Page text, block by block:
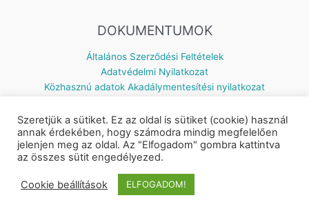
DOKUMENTUMOK
Általános Szerződési Feltételek
Adatvédelmi Nyilatkozat
Közhasznú adatok Akadálymentesítési nyilatkozat
Készítette: © 2026 Napsugár Gyermekház | Powered by
Szeretjük a sütiket. Ez az oldal is sütiket (cookie) használ
annak érdekében, hogy számodra mindig megfelelően
jelenjen meg az oldal. Az "Elfogadom" gombra kattintva
az összes sütit engedélyezed.
Cookie beállítások ELFOGADOM!